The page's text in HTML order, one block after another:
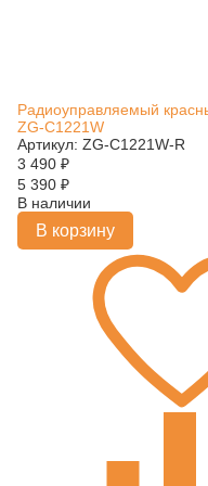
Радиоуправляемый
ZG-C1221W
Артикул: ZG-C1221W-R
3 490 ₽
5 390 ₽
В наличии
В корзину